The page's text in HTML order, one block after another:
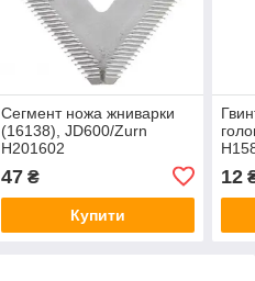
Сегмент ножа жниварки
(16138), JD600/Zurn
H201602
47₴
Купити
12